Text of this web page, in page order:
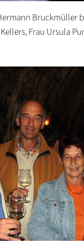
Bruckmüller
Frau Ursula